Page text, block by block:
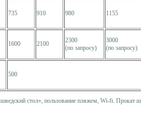
735 910 980 1155
1600 2100
2300
(по запросу)
3000
(по запросу)
500
стол», пользование пляжем, Wi-fi. Прокат